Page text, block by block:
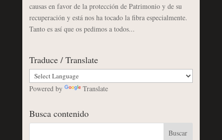
causas en favor de la protección de Patrimonio y de su
recuperación y está nos ha tocado la fibra especialmente.
Tanto es así que os pedimos a todos...
Traduce / Translate
Powered by Translate
Busca contenido